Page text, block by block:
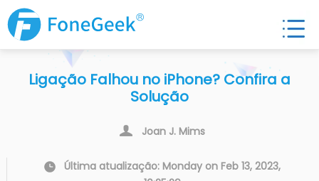
Ligação Falhou no iPhone? Confira a
Solução
Joan J. Mims
Última atualização: Monday on Feb 13, 2023,